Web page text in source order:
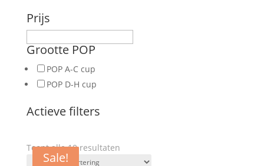
Prijs
Grootte POP
POP A-C cup
POP D-H cup
Actieve filters
Toont alle 10 resultaten
Sale!
Sale!
Sale!
Sale!